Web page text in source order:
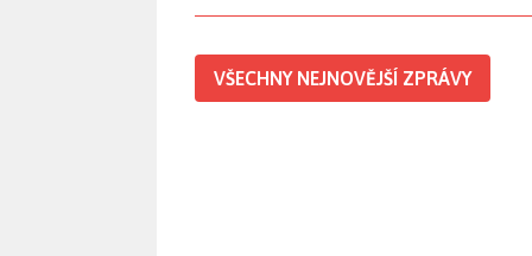
VŠECHNY NEJNOVĚJŠÍ ZPRÁVY